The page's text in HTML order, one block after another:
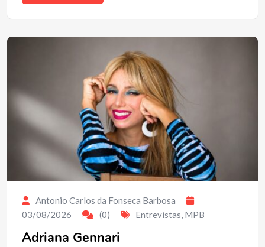
Antonio Carlos da Fonseca Barbosa
03/08/2026
(0) Entrevistas, MPB
Adriana Gennari